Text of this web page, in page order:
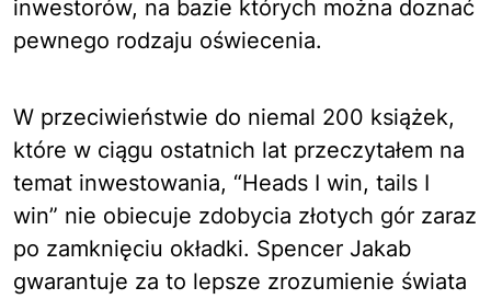
inwestorów, na bazie których można doznać
pewnego rodzaju oświecenia.
W przeciwieństwie do niemal 200 książek,
które w ciągu ostatnich lat przeczytałem na
temat inwestowania, “Heads I win, tails I
win” nie obiecuje zdobycia złotych gór zaraz
po zamknięciu okładki. Spencer Jakab
gwarantuje za to lepsze zrozumienie świata